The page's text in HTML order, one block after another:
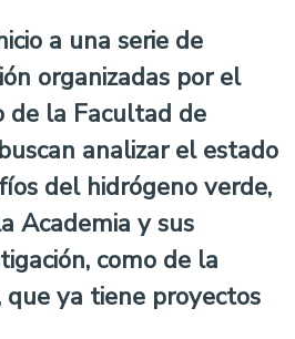
a una serie de
organizadas por el
de la Facultad de
analizar el estado
del hidrógeno verde,
Academia y sus
como de la
que ya tiene proyectos